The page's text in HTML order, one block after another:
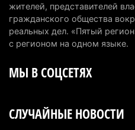
Первый раз с ИИ в первый
первоклассников начнут
интеллекту
Казахстанцы назвали
6 августа 2026 г. 09:52
жителей, представителей
гражданского общества
реальных дел. «Пятый
с регионом на одном языке.
МЫ В СОЦСЕТЯХ
СЛУЧАЙНЫЕ НОВОСТИ